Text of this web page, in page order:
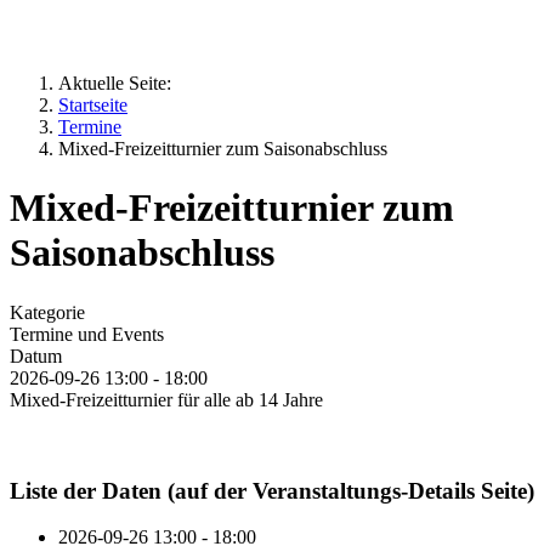
Aktuelle Seite:
Startseite
Termine
Mixed-Freizeitturnier zum Saisonabschluss
Mixed-Freizeitturnier zum
Saisonabschluss
Kategorie
Termine und Events
Datum
2026-09-26 13:00 - 18:00
Mixed-Freizeitturnier für alle ab 14 Jahre
Liste der Daten (auf der Veranstaltungs-Details Seite)
2026-09-26 13:00 - 18:00